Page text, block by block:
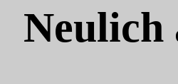
Neulich